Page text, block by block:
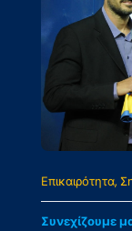
Επικαιρότητα
Συνεχίζουμε